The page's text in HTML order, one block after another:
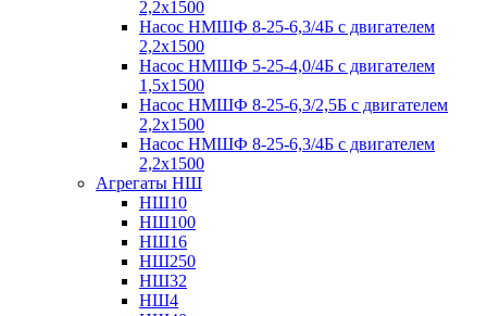
2,2х1500
Насос НМШФ 8-25-6,3/4Б с двигателем
2,2х1500
Насос НМШФ 5-25-4,0/4Б с двигателем
1,5х1500
Насос НМШФ 8-25-6,3/2,5Б с двигателем
2,2х1500
Насос НМШФ 8-25-6,3/4Б с двигателем
2,2х1500
Агрегаты НШ
НШ10
НШ100
НШ16
НШ250
НШ32
НШ4